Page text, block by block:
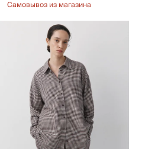
Самовывоз из магазина